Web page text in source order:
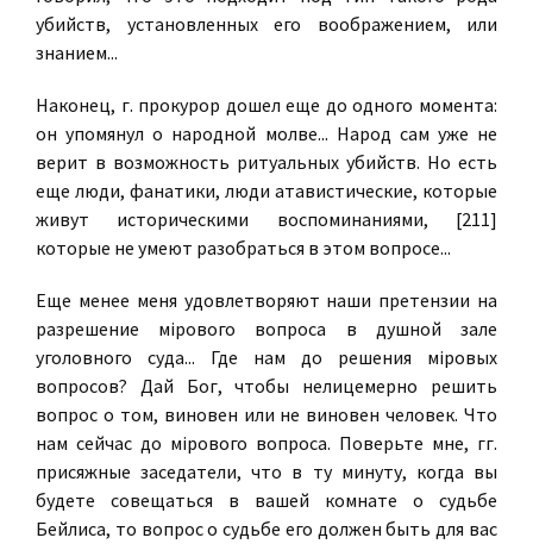
убийств, установленных его воображением, или
знанием...
Наконец, г. прокурор дошел еще до одного момента:
он упомянул о народной молве... Народ сам уже не
верит в возможность ритуальных убийств. Но есть
еще люди, фанатики, люди атавистические, которые
живут историческими воспоминаниями, [211]
которые не умеют разобраться в этом вопросе...
Еще менее меня удовлетворяют наши претензии на
разрешение мiрового вопроса в душной зале
уголовного суда... Где нам до решения мiровых
вопросов? Дай Бог, чтобы нелицемерно решить
вопрос о том, виновен или не виновен человек. Что
нам сейчас до мiрового вопроса. Поверьте мне, гг.
присяжные заседатели, что в ту минуту, когда вы
будете совещаться в вашей комнате о судьбе
Бейлиса, то вопрос о судьбе его должен быть для вас